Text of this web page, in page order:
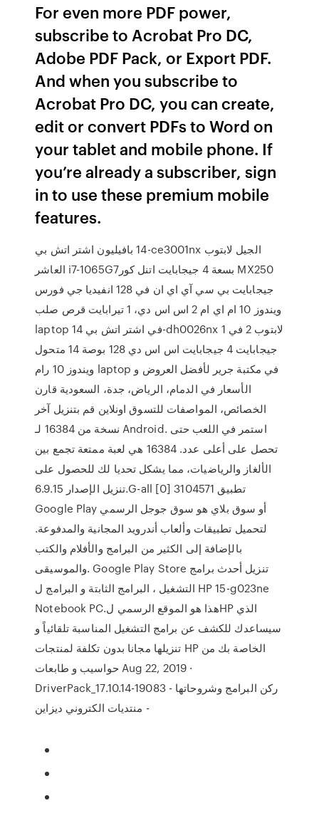
For even more PDF power,
subscribe to Acrobat Pro DC,
Adobe PDF Pack, or Export PDF.
And when you subscribe to
Acrobat Pro DC, you can create,
edit or convert PDFs to Word on
your tablet and mobile phone. If
you’re already a subscriber, sign
in to use these premium mobile
features.
اشتر اتش بي ‎بافيليون ‎14‎‎-‎ce3001‎nx‎ ‎لابتوب‎ ‎الجيل
العاشر i7‎‎-‎1065‎G7‎اتنل كور‎ ‎بسعة 4 جيجابايت MX250‎
انفيديا جي فورس‎ ‎128 جيجابايت بي سي آي اي ان في
ام اي ام 2 اس اس دي، 1 تيرابايت قرص صلب‎ ‎ويندوز 10‎
laptop في اشتر اتش بي 14-dh0026nx ‎لابتوب 2 في 1
متحول‎ ‎14‎ بوصة‎ ‎128 جيجابايت اس اس دي‎ ‎4 جيجابايت
رام‎ ‎ويندوز 10‎ laptop في مكتبة جرير لأفضل العروض و
الأسعار في الدمام، الرياض، جدة، السعودية قارن
الخصائص، المواصفات للتسوق اونلاين قم بتنزيل آخر
نسخة من 16384 لـ Android. استمر في اللعب حتى
تحصل على أعلى عدد. 16384 هي لعبة ممتعة تجمع بين
الألغاز والرياضيات، مما يشكل تحديا لك للحصول على
تنزيل الإصدار 6.9.15.G-all [0] 3104571 تطبيق
Google Play أو سوق بلاي هو سوق جوجل الرسمي
لتحميل تطبيقات وألعاب أندرويد المجانية والمدفوعة.
بالإضافة إلى الكثير من البرامج والأفلام والكتب
والموسيقى. Google Play Store تنزيل أحدث برامج
التشغيل ، البرامج الثابتة و البرامج ل HP 15-g023ne
Notebook PC.هذا هو الموقع الرسمي لHP الذي
سيساعدك للكشف عن برامج التشغيل المناسبة تلقائياً و
تنزيلها مجانا بدون تكلفة لمنتجات HP الخاصة بك من
حواسيب و طابعات Aug 22, 2019 ·
DriverPack_17.10.14-19083 - ركن البرامج وشروحاتها
- منتديات الكتروني ديزاين